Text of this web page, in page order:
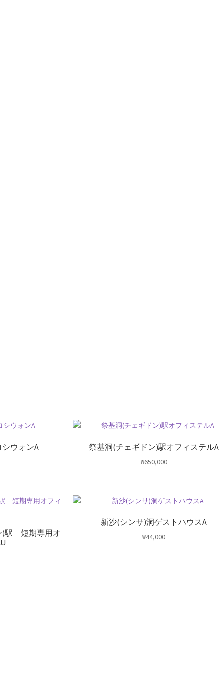
ウォンA 祭基洞(チェギドン)駅オフィステルA
₩650,000
)駅 短期専用オ
新沙(シンサ)洞ゲストハウスA
₩44,000